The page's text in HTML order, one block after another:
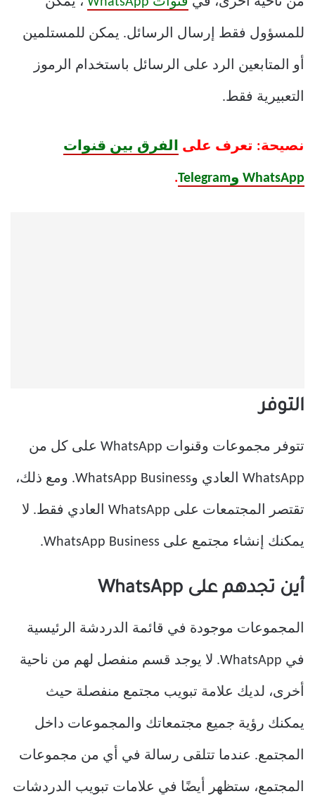
للمسؤول فقط إرسال الرسائل. يمكن للمستلمين
أو المتابعين الرد على الرسائل باستخدام الرموز
التعبيرية فقط.
نصيحة: تعرف على الفرق بين قنوات
WhatsApp وTelegram .
التوفر
تتوفر مجموعات وقنوات WhatsApp على كل من
WhatsApp العادي وWhatsApp Business. ومع ذلك،
تقتصر المجتمعات على WhatsApp العادي فقط. لا
يمكنك إنشاء مجتمع على WhatsApp Business.
أين تجدهم على WhatsApp
المجموعات موجودة في قائمة الدردشة الرئيسية
في WhatsApp. لا يوجد قسم منفصل لهم من ناحية
أخرى، لديك علامة تبويب مجتمع منفصلة حيث
يمكنك رؤية جميع مجتمعاتك والمجموعات داخل
المجتمع. عندما تتلقى رسالة في أي من مجموعات
المجتمع، ستظهر أيضًا في علامات تبويب الدردشات